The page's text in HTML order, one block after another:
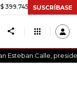
+$ 2.295,71
SUSCRÍBASE
Esteban Calle,